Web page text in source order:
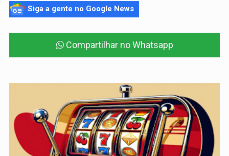
Siga a gente no Google News
Compartilhar no Whatsapp